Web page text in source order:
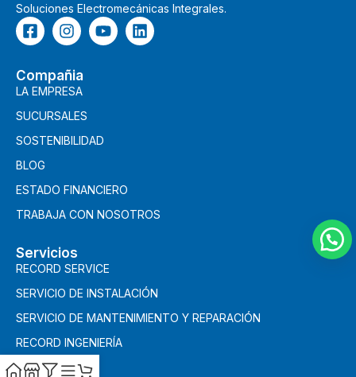
Soluciones Electromecánicas Integrales.
Compañia
LA EMPRESA
SUCURSALES
SOSTENIBILIDAD
BLOG
ESTADO FINANCIERO
TRABAJA CON NOSOTROS
Servicios
RECORD SERVICE
SERVICIO DE INSTALACIÓN
SERVICIO DE MANTENIMIENTO Y REPARACIÓN
RECORD INGENIERÍA